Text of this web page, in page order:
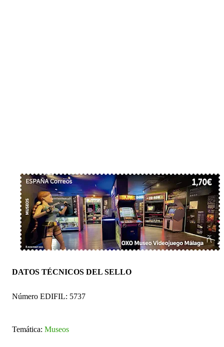
DATOS TÉCNICOS DEL SELLO
Número EDIFIL: 5737
Temática: Museos